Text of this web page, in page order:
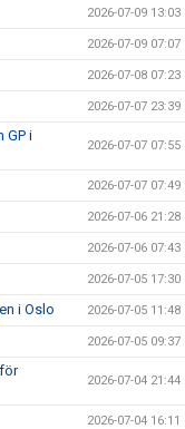
2026-07-09 13:03
2026-07-09 07:07
2026-07-08 07:23
2026-07-07 23:39
GP i
2026-07-07 07:55
2026-07-07 07:49
2026-07-06 21:28
2026-07-06 07:43
2026-07-05 17:30
i Oslo 2026-07-05 11:48
2026-07-05 09:37
2026-07-04 21:44
2026-07-04 16:11